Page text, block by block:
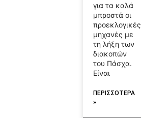
για τα καλά
μπροστά οι
προεκλογικές
μηχανές με
τη λήξη των
διακοπών
του Πάσχα.
Είναι
ΠΕΡΙΣΣΟΤΕΡΑ
»